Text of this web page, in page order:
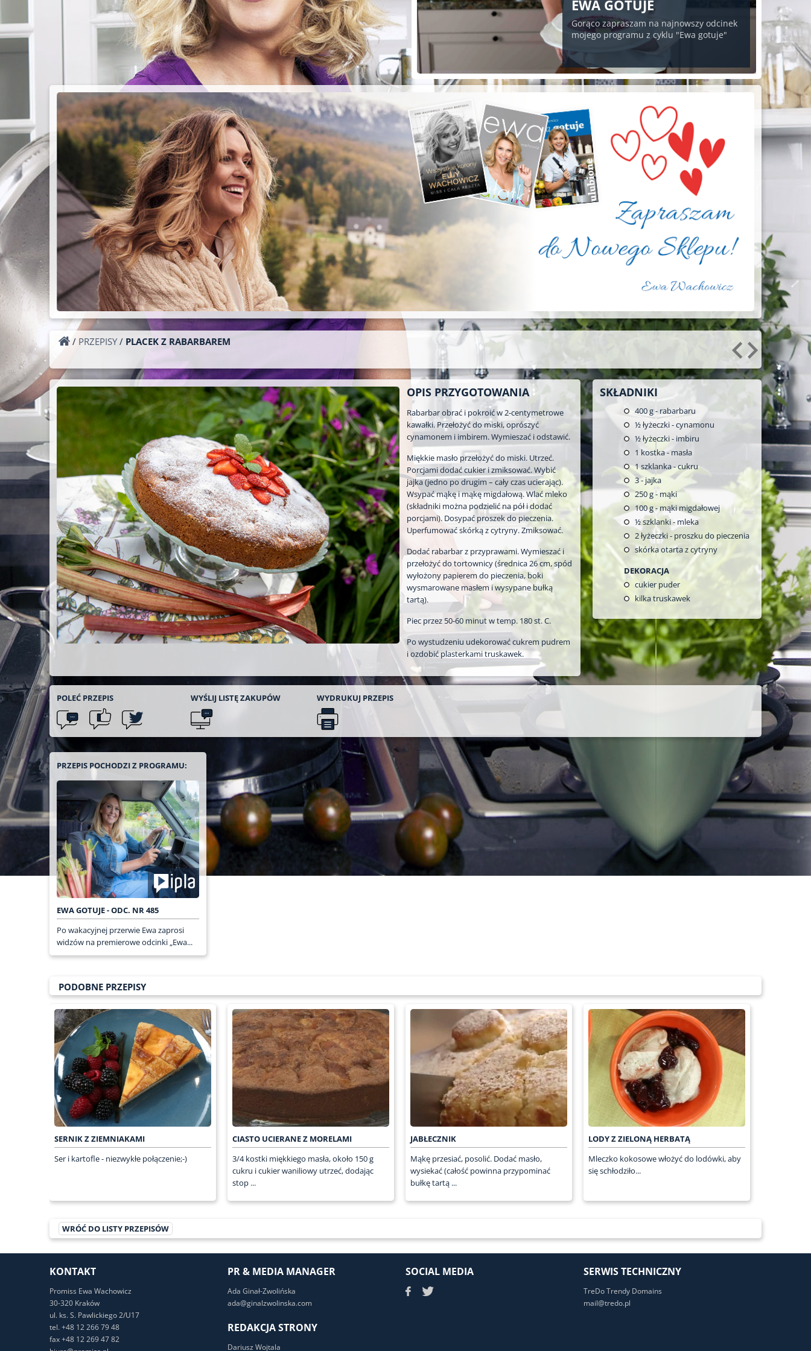
PIECZYSTE POD
CHMURKĄ!
Przepisy na grilla;-)
EWA GOTUJE
Gorąco zapraszam na najnowszy odcinek
mojego programu z cyklu "Ewa gotuje"
/ PRZEPISY / PLACEK Z RABARBAREM
OPIS PRZYGOTOWANIA
Rabarbar obrać i pokroić w 2-centymetrowe
kawałki. Przełożyć do miski, oprószyć
cynamonem i imbirem. Wymieszać i odstawić.
Miękkie masło przełożyć do miski. Utrzeć.
Porcjami dodać cukier i zmiksować. Wybić
jajka (jedno po drugim – cały czas ucierając).
Wsypać mąkę i mąkę migdałową. Wlać mleko
(składniki można podzielić na pół i dodać
porcjami). Dosypać proszek do pieczenia.
Uperfumować skórką z cytryny. Zmiksować.
Dodać rabarbar z przyprawami. Wymieszać i
przełożyć do tortownicy (średnica 26 cm, spód
wyłożony papierem do pieczenia, boki
wysmarowane masłem i wysypane bułką
tartą).
Piec przez 50-60 minut w temp. 180 st. C.
Po wystudzeniu udekorować cukrem pudrem
i ozdobić plasterkami truskawek.
SKŁADNIKI
400g - rabarbaru
½łyżeczki - cynamonu
½łyżeczki - imbiru
1 kostka - masła
1szklanka - cukru
3- jajka
250g - mąki
100g - mąki migdałowej
½szklanki - mleka
2łyżeczki - proszku do pieczenia
skórka otarta z cytryny
DEKORACJA
cukier puder
kilka truskawek
POLEĆ PRZEPIS WYŚLIJ LISTĘZAKUPÓW WYDRUKUJ PRZEPIS
PRZEPIS POCHODZI Z PROGRAMU:
EWA GOTUJE - ODC. NR 485
Po wakacyjnej przerwie Ewa zaprosi
widzów na premierowe odcinki „Ewa...
PODOBNE PRZEPISY
SERNIK Z ZIEMNIAKAMI
Ser i kartofle - niezwykłe połączenie;-)
CIASTO UCIERANE Z MORELAMI
3/4 kostki miękkiego masła, około 150 g
cukru i cukier waniliowy utrzeć, dodając
stop ...
JABŁECZNIK
Mąkę przesiać, posolić. Dodać masło,
wysiekać (całość powinna przypominać
bułkę tartą ...
LODY Z ZIELONĄ HERBATĄ
Mleczko kokosowe włożyć do lodówki, aby
się schłodziło...
WRÓĆ DO LISTY PRZEPISÓW
KONTAKT
Promiss Ewa Wachowicz
30-320 Kraków
ul. ks. S. Pawlickiego 2/U17
tel. +48 12 266 79 48
fax +48 12 269 47 82
PR & MEDIA MANAGER
Ada Ginał-Zwolińska
ada@ginalzwolinska.com
REDAKCJA STRONY
Dariusz Wojtala
SOCIAL MEDIA SERWIS TECHNICZNY
TreDo Trendy Domains
mail@tredo.pl